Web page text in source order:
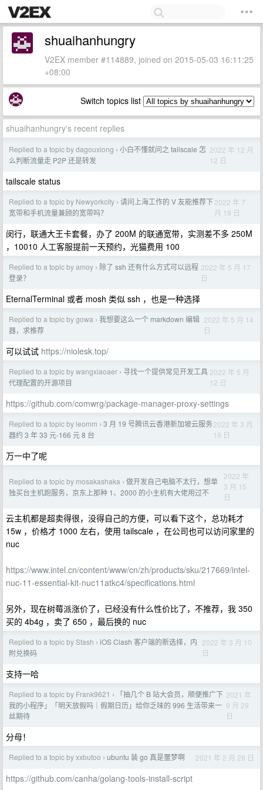
shuaihanhungry
V2EX member #114889, joined on 2015-05-03 16:11:25
+08:00
Switch topics list
shuaihanhungry's recent replies
Replied to a topic by dagouxiong › 小白不懂就问之 tailscale 怎
么判断流量走 P2P 还是转发
2022 年 12 月
12 日
tailscale status
Replied to a topic by Newyorkcity › 请问上海工作的 V 友能推荐下
宽带和手机流量兼顾的宽带吗？
2022 年 7
月 19 日
闵行，联通大王卡套餐，办了 200M 的联通宽带，实测差不多 250M
，10010 人工客服提前一天预约，光猫费用 100
Replied to a topic by amoy › 除了 ssh 还有什么方式可以远程
登录？
2022 年 5 月 17
日
EternalTerminal 或者 mosh 类似 ssh ，也是一种选择
Replied to a topic by gowa › 我想要这么一个 markdown 编辑
器，求推荐
2022 年 5 月 14
日
可以试试 https://niolesk.top/
Replied to a topic by wangxiaoaer › 寻找一个提供常见开发工具
代理配置的开源项目
2022 年 5 月
12 日
https://github.com/comwrg/package-manager-proxy-settings
Replied to a topic by leomm › 3 月 19 号腾讯云香港新加坡云服务
器约 3 年 33 元-166 元 8 台
2022 年 3 月
19 日
万一中了呢
Replied to a topic by mosakashaka › 做开发自己电脑不太行，想单
独买台主机跑服务，京东上那种 1、2000 的小主机有大佬用过不
2022 年
3 月 15
日
云主机都是超卖得很，没得自己的方便，可以看下这个，总功耗才
15w ，价格才 1000 左右，使用 tailscale ，在公司也可以访问家里的
nuc
https://www.intel.cn/content/www/cn/zh/products/sku/217669/intel-
nuc-11-essential-kit-nuc11atkc4/specifications.html
另外，现在树莓派涨价了，已经没有什么性价比了，不推荐，我 350
买的 4b4g ，卖了 650 ，最后换的 nuc
Replied to a topic by Stash › iOS Clash 客户端的新选择，内
附兑换码
2022 年 3 月 10
日
支持一哈
Replied to a topic by Frank9621 ›
「抽几个 B 站大会员，顺便推广下
我的小程序」「明天放假吗｜假期日历」给你乏味的 996 生活带来一
丝期待
2021 年
9 月 29
日
分母！
Replied to a topic by xxbutoo › ubuntu 装 go 真是噩梦啊 2021 年 2 月 28 日
https://github.com/canha/golang-tools-install-script